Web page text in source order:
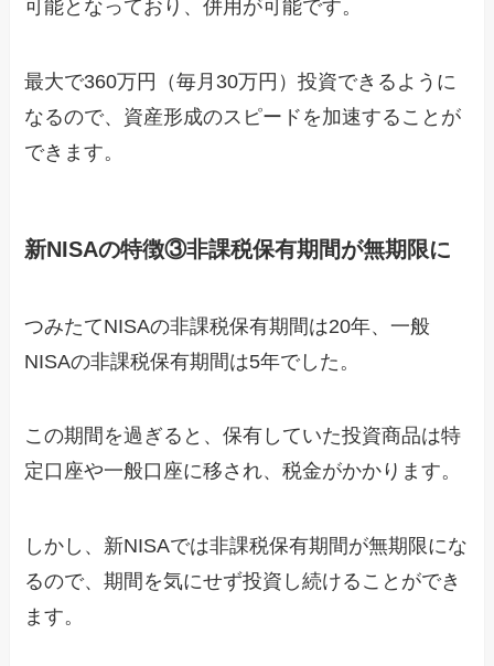
可能となっており、併用が可能です。
最大で360万円（毎月30万円）投資できるように
なるので、資産形成のスピードを加速することが
できます。
新NISAの特徴③非課税保有期間が無期限に
つみたてNISAの非課税保有期間は20年、一般
NISAの非課税保有期間は5年でした。
この期間を過ぎると、保有していた投資商品は特
定口座や一般口座に移され、税金がかかります。
しかし、新NISAでは非課税保有期間が無期限にな
るので、期間を気にせず投資し続けることができ
ます。